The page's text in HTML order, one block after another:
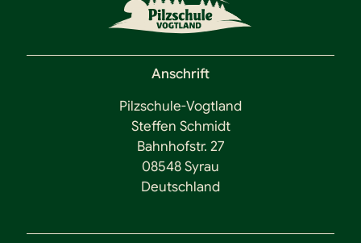
Anschrift
Pilzschule-Vogtland
Steffen Schmidt
Bahnhofstr. 27
08548 Syrau
Deutschland